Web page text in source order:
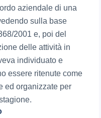
aziendale di una
sulla base
2001 e, poi del
delle attività in
individuato e
essere ritenute come
ed organizzate per